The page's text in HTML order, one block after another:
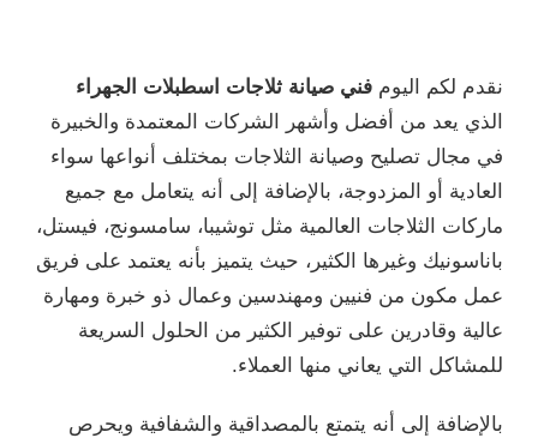
نقدم لكم اليوم فني صيانة ثلاجات اسطبلات الجهراء
الذي يعد من أفضل وأشهر الشركات المعتمدة والخبيرة
في مجال تصليح وصيانة الثلاجات بمختلف أنواعها سواء
العادية أو المزدوجة، بالإضافة إلى أنه يتعامل مع جميع
ماركات الثلاجات العالمية مثل توشيبا، سامسونج، فيستل،
باناسونيك وغيرها الكثير، حيث يتميز بأنه يعتمد على فريق
عمل مكون من فنيين ومهندسين وعمال ذو خبرة ومهارة
عالية وقادرين على توفير الكثير من الحلول السريعة
للمشاكل التي يعاني منها العملاء.
بالإضافة إلى أنه يتمتع بالمصداقية والشفافية ويحرص